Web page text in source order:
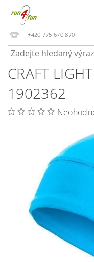
+420 775 670 870
CRAFT
1902362